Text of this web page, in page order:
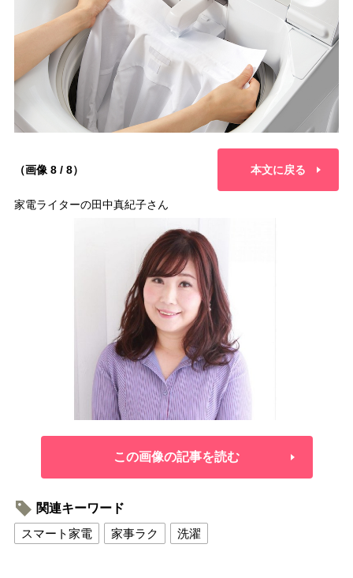
（画像 8 / 8） 本文に戻る
家電ライターの田中真紀子さん
この画像の記事を読む
関連キーワード
スマート家電
家事ラク 洗濯